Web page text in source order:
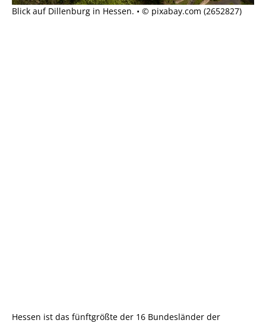
Blick auf Dillenburg in Hessen. • © pixabay.com (2652827)
Hessen ist das fünftgrößte der 16 Bundesländer der